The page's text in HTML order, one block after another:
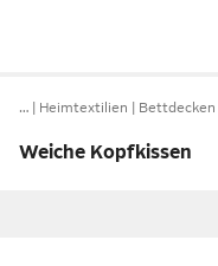
… Heimtextilien Bettdecken
Weiche Kopfkissen